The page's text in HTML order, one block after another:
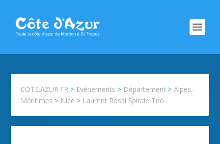
COTE.AZUR.FR > Evénements > Département >Alpes-
Maritimes > Nice > Laurent Rossi Spirale Trio